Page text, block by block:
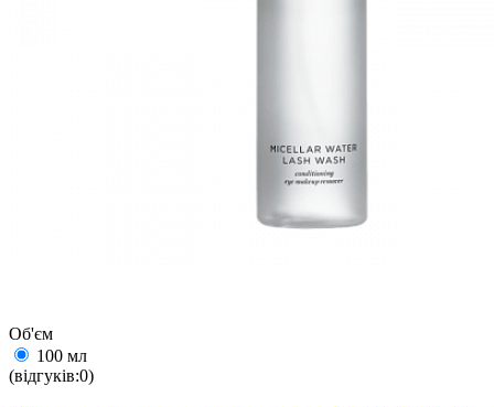
Об'єм
100 мл
(відгуків:0)